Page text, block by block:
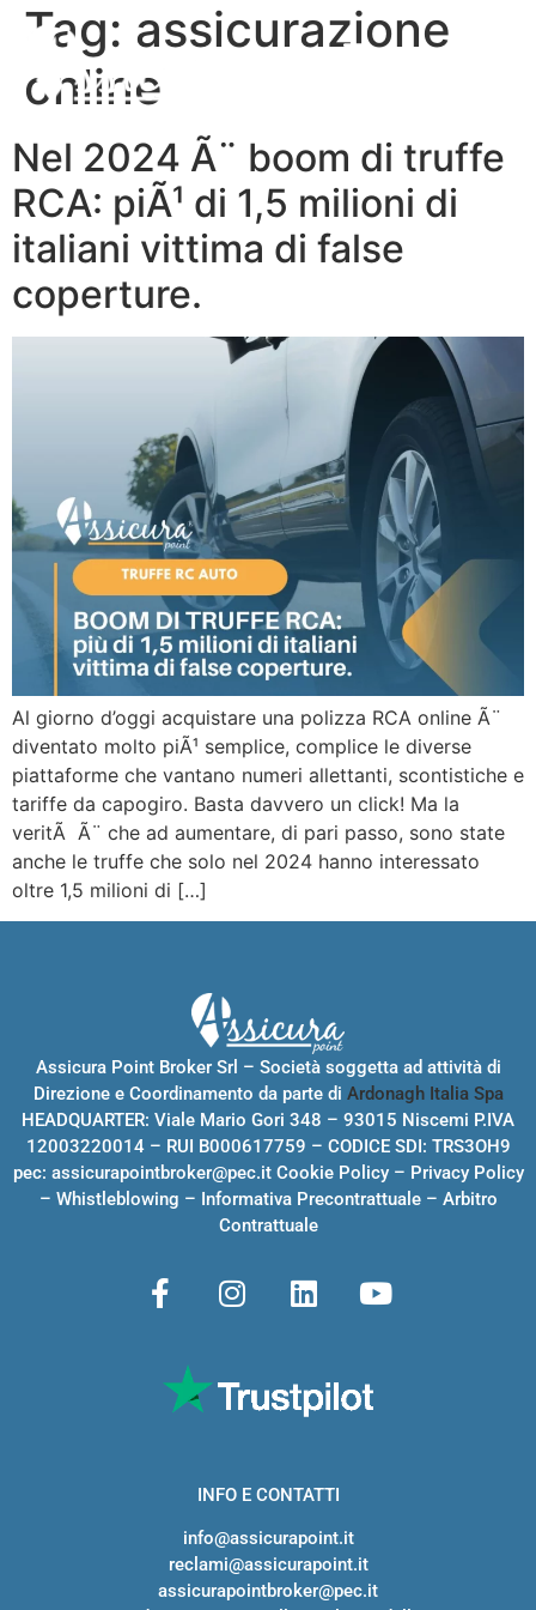
Tag: assicurazione
online
Nel 2024 Ã¨ boom di truffe
RCA: piÃ¹ di 1,5 milioni di
italiani vittima di false
coperture.
Al giorno d’oggi acquistare una polizza RCA online Ã¨
diventato molto piÃ¹ semplice, complice le diverse
piattaforme che vantano numeri allettanti, scontistiche e
tariffe da capogiro. Basta davvero un click! Ma la
veritÃ Ã¨ che ad aumentare, di pari passo, sono state
anche le truffe che solo nel 2024 hanno interessato
oltre 1,5 milioni di […]
Assicura Point Broker Srl – Società soggetta ad attività di
Direzione e Coordinamento da parte di Ardonagh Italia Spa
HEADQUARTER: Viale Mario Gori 348 – 93015 Niscemi P.IVA
12003220014 – RUI B000617759 – CODICE SDI: TRS3OH9
pec: assicurapointbroker@pec.it Cookie Policy– Privacy Policy
– Whistleblowing – Informativa Precontrattuale– Arbitro
Contrattuale
INFO E CONTATTI
info@assicurapoint.it
reclami@assicurapoint.it
assicurapointbroker@pec.it